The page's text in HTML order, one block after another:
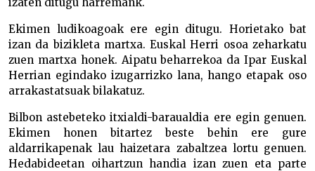
Ekimen ludikoagoak ere egin ditugu. Horietako bat
izan da bizikleta martxa. Euskal Herri osoa zeharkatu
zuen martxa honek. Aipatu beharrekoa da Ipar Euskal
Herrian egindako izugarrizko lana, hango etapak oso
arrakastatsuak bilakatuz.
Bilbon astebeteko itxialdi-baraualdia ere egin genuen.
Ekimen honen bitartez beste behin ere gure
aldarrikapenak lau haizetara zabaltzea lortu genuen.
Hedabideetan oihartzun handia izan zuen eta parte